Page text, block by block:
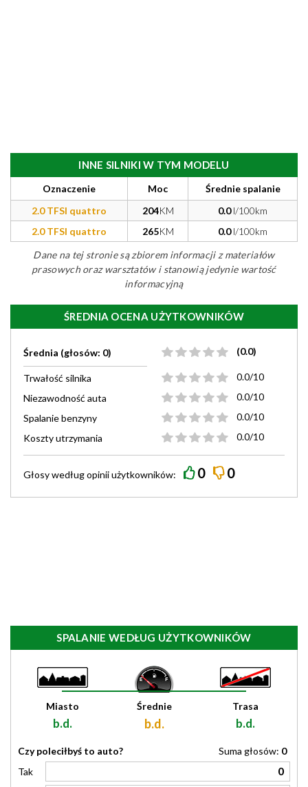
INNE SILNIKI W TYM MODELU
Oznaczenie Moc
Średnie spalanie
2.0 TFSI quattro
204KM 0.0l/100km
2.0 TFSI quattro
265KM 0.0l/100km
Dane na tej stronie są zbiorem informacji z materiałów
prasowych oraz warsztatów i stanowią jedynie wartość
informacyjną
ŚREDNIA OCENA UŻYTKOWNIKÓW
Średnia (głosów: 0) (0.0)
Trwałość silnika
0.0/10
Niezawodność auta
0.0/10
Spalanie benzyny
0.0/10
Koszty utrzymania
0.0/10
Głosy wedługopiniiużytkowników: 0 0
SPALANIE WEDŁUG UŻYTKOWNIKÓW
Miasto
b.d.
Średnie
b.d.
Trasa
b.d.
Czy poleciłbyś to auto? Suma głosów: 0
Tak
0